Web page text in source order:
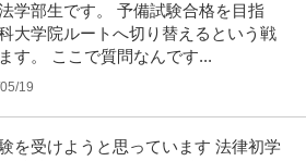
学部生です。 予備試験合格を目指
大学院ルートへ切り替えるという戦
す。 ここで質問なんです...
19
を受けようと思っています 法律初学